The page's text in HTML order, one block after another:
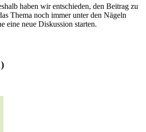
haben wir entschieden, den Beitrag zu
Thema noch immer unter den Nägeln
eine neue Diskussion starten.
)